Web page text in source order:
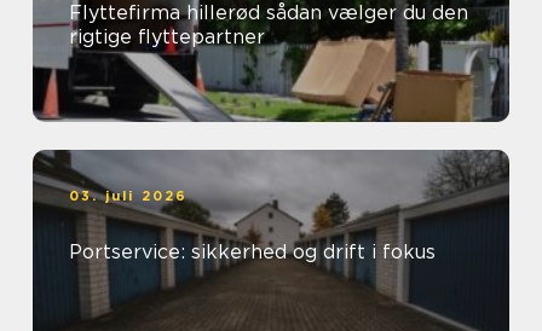
Flyttefirma hillerød sådan vælger du den
rigtige flyttepartner
03. juli 2026
Portservice: sikkerhed og drift i fokus